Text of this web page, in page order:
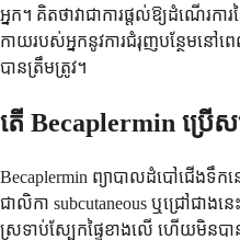
អ្នក។ គិតថាវាជាការផ្តល់ឱ្យដំណើរក
កាយរបស់អ្នកនូវការជំរុញបន្ថែមនៅ
បានត្រឹមត្រូវ។
តើ Becaplermin ប្រើស
Becaplermin ព្យាបាលដំបៅជើងទឹ
ជាលិកា subcutaneous ឬជ្រៅជាងន
ស្រទាប់ស្បែកផ្ទៃខាងលើ ហើយមិនប